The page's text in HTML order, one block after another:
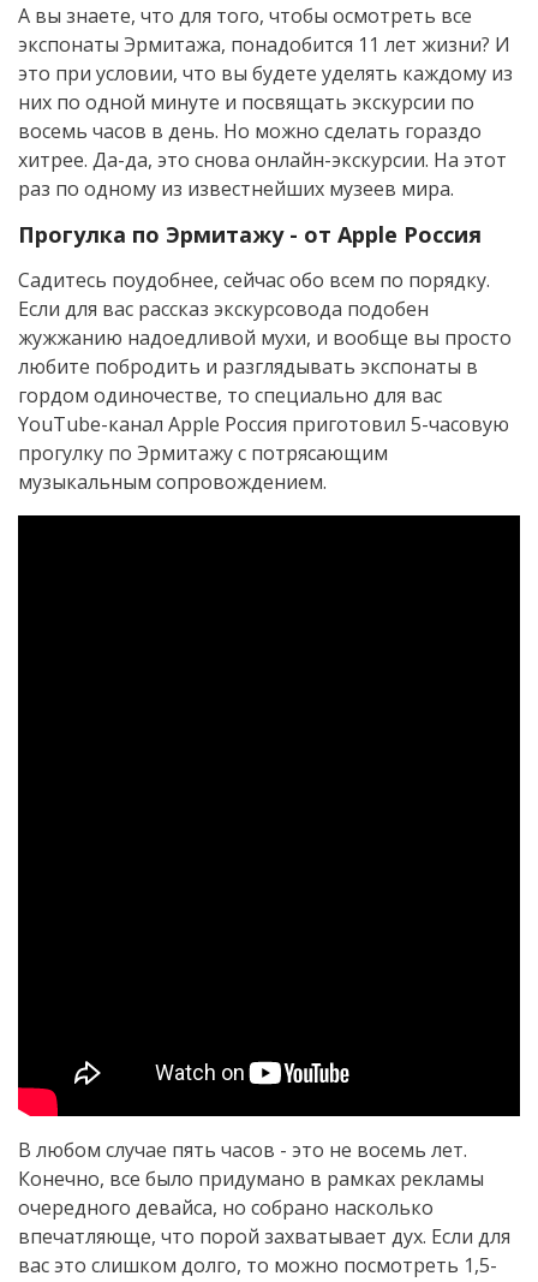
А вы знаете, что для того, чтобы осмотреть все
экспонаты Эрмитажа, понадобится 11 лет жизни? И
это при условии, что вы будете уделять каждому из
них по одной минуте и посвящать экскурсии по
восемь часов в день. Но можно сделать гораздо
хитрее. Да-да, это снова онлайн-экскурсии. На этот
раз по одному из известнейших музеев мира.
Прогулка по Эрмитажу - от Apple Россия
Садитесь поудобнее, сейчас обо всем по порядку.
Если для вас рассказ экскурсовода подобен
жужжанию надоедливой мухи, и вообще вы просто
любите побродить и разглядывать экспонаты в
гордом одиночестве, то специально для вас
YouTube-канал Apple Россия приготовил 5-часовую
прогулку по Эрмитажу с потрясающим
музыкальным сопровождением.
В любом случае пять часов - это не восемь лет.
Конечно, все было придумано в рамках рекламы
очередного девайса, но собрано насколько
впечатляюще, что порой захватывает дух. Если для
вас это слишком долго, то можно посмотреть 1,5-